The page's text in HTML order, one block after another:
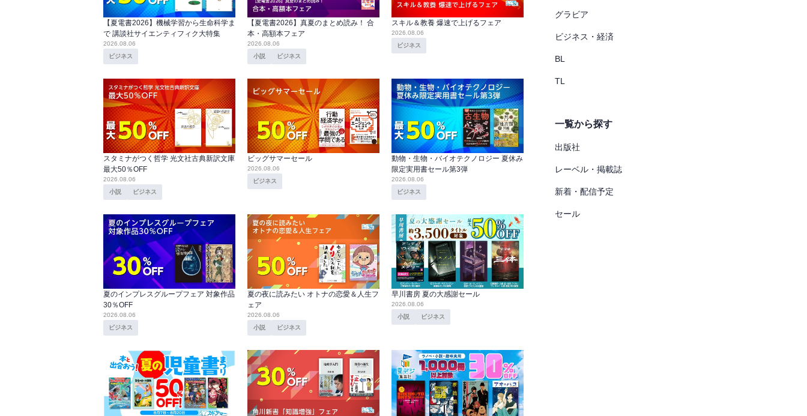
【夏電書2026】機械学習から生命科学ま
で 講談社サイエンティフィク大特集
2026.08.06
ビジネス
【夏電書2026】真夏のまとめ読み！ 合
本・高額本フェア
2026.08.06
小説
ビジネス
スキル＆教養 爆速で上げるフェア
2026.08.06
ビジネス
スタミナがつく哲学 光文社古典新訳文庫
最大50％OFF
2026.08.06
小説
ビジネス
ビッグサマーセール
2026.08.06
ビジネス
動物・生物・バイオテクノロジー 夏休み
限定実用書セール第3弾
2026.08.06
ビジネス
夏のインプレスグループフェア 対象作品
30％OFF
2026.08.06
ビジネス
夏の夜に読みたい オトナの恋愛＆人生フ
ェア
2026.08.06
小説
ビジネス
早川書房 夏の大感謝セール
2026.08.06
小説
ビジネス
グラビア
ビジネス・経済
BL
TL
一覧から探す
出版社
レーベル・掲載誌
新着・配信予定
セール